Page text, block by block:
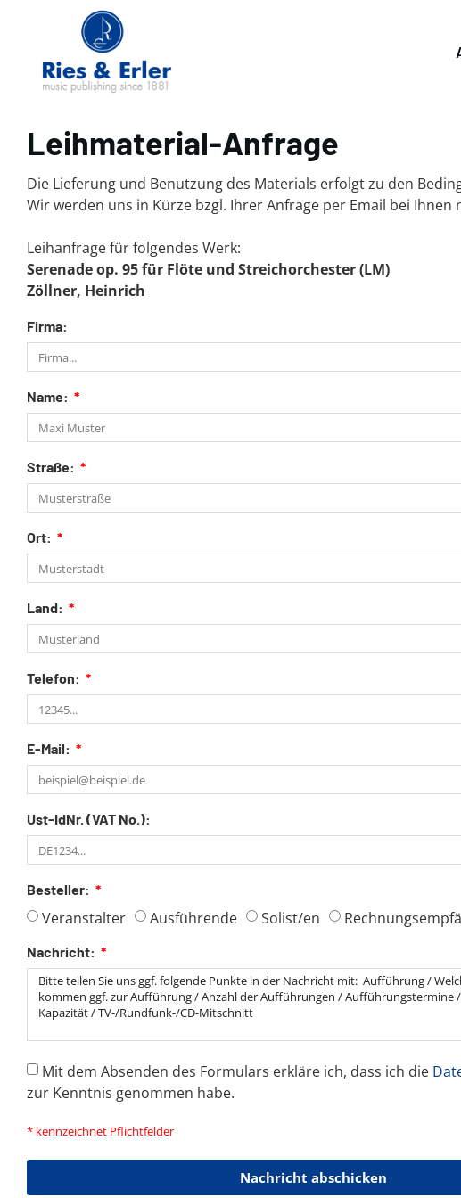
Leihmaterial-Anfrage
Die Lieferung und Benutzung des Materials erfolgt zu den
Wir werden uns in Kürze bzgl. Ihrer Anfrage per Email bei Ihnen
Leihanfrage für folgendes Werk:
Serenade op. 95 für Flöte und Streichorchester (LM)
Zöllner, Heinrich
Firma:
Name:
Straße:
Ort:
Land:
Telefon:
E-Mail:
Ust-IdNr. (VAT No.):
Besteller:
Veranstalter Ausführende Solist/en
Nachricht:
Mit dem Absenden des Formulars erkläre ich, dass ich die
zur Kenntnis genommen habe.
* kennzeichnet Pflichtfelder
Nachricht abschicken